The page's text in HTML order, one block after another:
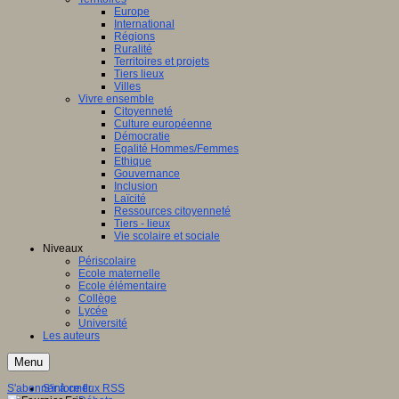
Europe
International
Régions
Ruralité
Territoires et projets
Tiers lieux
Villes
Vivre ensemble
Citoyenneté
Culture européenne
Démocratie
Egalité Hommes/Femmes
Ethique
Gouvernance
Inclusion
Laïcité
Ressources citoyenneté
Tiers - lieux
Vie scolaire et sociale
Niveaux
Périscolaire
Ecole maternelle
Ecole élémentaire
Collège
Lycée
Université
Les auteurs
Menu
S'informer
S'abonner à ce flux RSS